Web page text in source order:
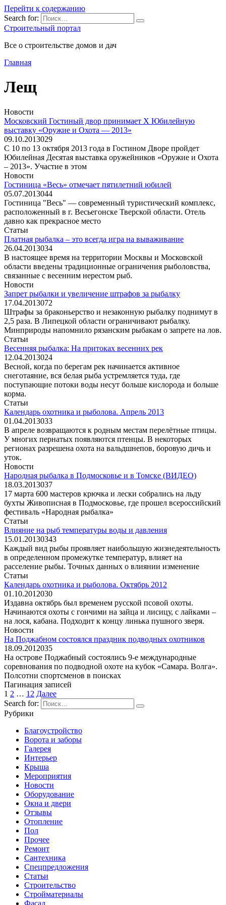
Перейти к содержанию
Search for:
Строительный портал
Все о строительстве домов и дач
Главная
Лещ
Новости
Московский Гостиный двор принимает X Юбилейную
выставку «Оружие и Охота — 2013»
09.10.2013029
С 10 по 13 октября 2013 года в Гостином Дворе пройдет
Юбилейная Десятая выставка оружейников «Оружие и Охота
– 2013». Участие в этом
Новости
Гостиница «Весь» отмечает пятилетний юбилей
05.07.2013044
Гостиница "Весь" — современный туристический комплекс,
расположенный в г. Весьегонске Тверской области. Отель
давно как прекрасное место
Статьи
Платная рыбалка – это всегда игра на вываживание
26.04.2013034
В настоящее время на территории Москвы и Московской
области введены традиционные ограничения рыболовства,
связанные с весенним нерестом рыб.
Новости
Запрет рыбалки и увеличение штрафов за рыбалку
17.04.2013072
Штрафы за браконьерство и незаконную рыбалку поднимут в
2,5 раза. В Липецкой области ограничивают рыбалку.
Минприроды напомнило рязанским рыбакам о запрете на лов.
Статьи
Весенняя рыбалка: На притоках весенних рек
12.04.2013024
Весной, когда по берегам рек начинается активное
снеготаяние, вся белая рыба устремляется туда, где
поступающие потоки воды несут больше кислорода и больше
корма.
Статьи
Календарь охотника и рыболова. Апрель 2013
01.04.2013033
В апреле возвращаются к родным местам перелётные птицы.
У многих пернатых появляются птенцы. В некоторых
регионах разрешена охота на вальдшнепов, боровую дичь и
уток.
Новости
Народная рыбалка в Подмосковье и в Томске (ВИДЕО)
18.03.2013037
17 марта 600 мастеров крючка и лески собрались на льду
бухты Живописная в Подмосковье, где прошел всероссийский
фестиваль «Народная рыбалка»
Статьи
Влияние на рыб температуры воды и давления
15.01.20130343
Каждый вид рыбы проявляет наибольшую жизнедеятельность
в определенном промежутке температур, влияет на
расселение рыбы. Точных данных о влиянии изменение
Статьи
Календарь охотника и рыболова. Октябрь 2012
01.10.2012030
Издавна октябрь был временем русской псовой охоты.
Начинаются охоты с гончими на зайца и лисицу, с лайками –
на лося, кабана. Подходит к концу линька пушного зверя.
Новости
На Поджабном состоялся праздник подводных охотников
18.09.2012035
На острове Поджабный состоялись 9-е международные
соревнования по подводной охоте на кубок «Самара. Волга».
Полсотни спортсменов в поисках
Пагинация записей
1 2 … 12 Далее
Search for:
Рубрики
Благоустройство
Ворота и заборы
Галерея
Интерьер
Крыша
Мероприятия
Новости
Оборудование
Окна и двери
Отзывы
Отопление
Пол
Прочее
Ремонт
Сантехника
Спецпредложения
Статьи
Строительство
Стройматериалы
Фасад